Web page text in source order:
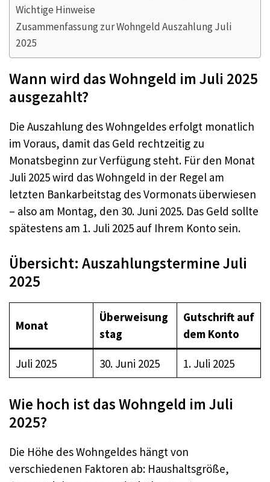
Wichtige Hinweise
Zusammenfassung zur Wohngeld Auszahlung Juli
2025
Wann wird das Wohngeld im Juli 2025
ausgezahlt?
Die Auszahlung des Wohngeldes erfolgt monatlich
im Voraus, damit das Geld rechtzeitig zu
Monatsbeginn zur Verfügung steht. Für den Monat
Juli 2025 wird das Wohngeld in der Regel am
letzten Bankarbeitstag des Vormonats überwiesen
– also am Montag, den 30. Juni 2025. Das Geld sollte
spätestens am 1. Juli 2025 auf Ihrem Konto sein.
Übersicht: Auszahlungstermine Juli
2025
Monat
Überweisung
stag
Gutschrift auf
dem Konto
Juli 2025 30. Juni 2025 1. Juli 2025
Wie hoch ist das Wohngeld im Juli
2025?
Die Höhe des Wohngeldes hängt von
verschiedenen Faktoren ab: Haushaltsgröße,